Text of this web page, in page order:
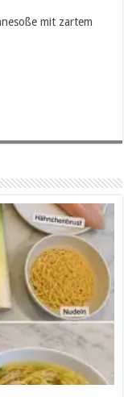
mit zartem